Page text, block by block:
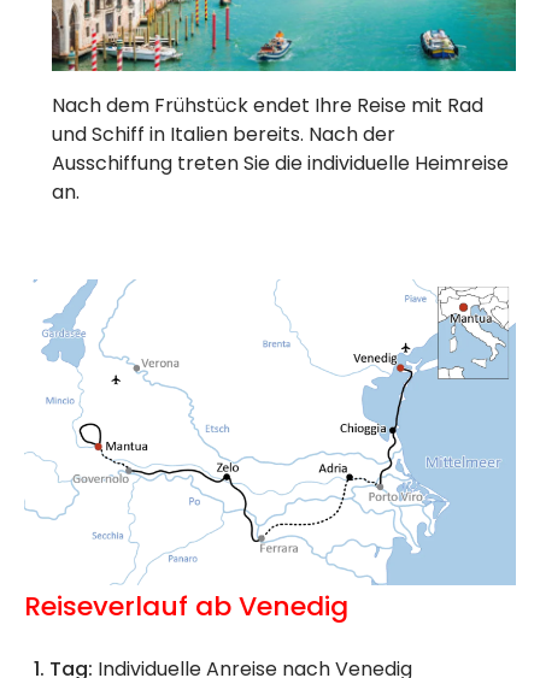
Nach dem Frühstück endet Ihre Reise mit Rad
und Schiff in Italien bereits. Nach der
Ausschiffung treten Sie die individuelle Heimreise
an.
Reiseverlauf ab Venedig
1. Tag: Individuelle Anreise nach Venedig